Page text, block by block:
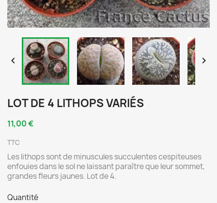
 
LOT DE 4 LITHOPS VARIÉS
11,00 €
TTC
Les lithops sont de minuscules succulentes cespiteuses
enfouies dans le sol ne laissant paraître que leur sommet,
grandes fleurs jaunes. Lot de 4.
Quantité